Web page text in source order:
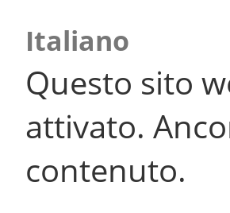
Italiano
Questo sito
attivato.
contenuto.